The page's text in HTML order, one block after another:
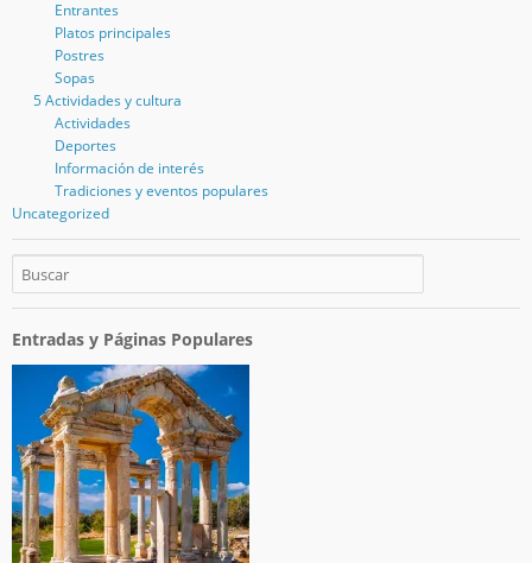
Entrantes
Platos principales
Postres
Sopas
5 Actividades y cultura
Actividades
Deportes
Información de interés
Tradiciones y eventos populares
Uncategorized
Entradas y Páginas Populares